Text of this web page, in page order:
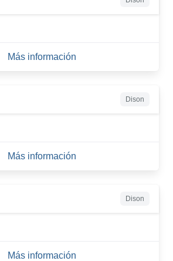
Más información
Dison
Más información
Dison
Más información